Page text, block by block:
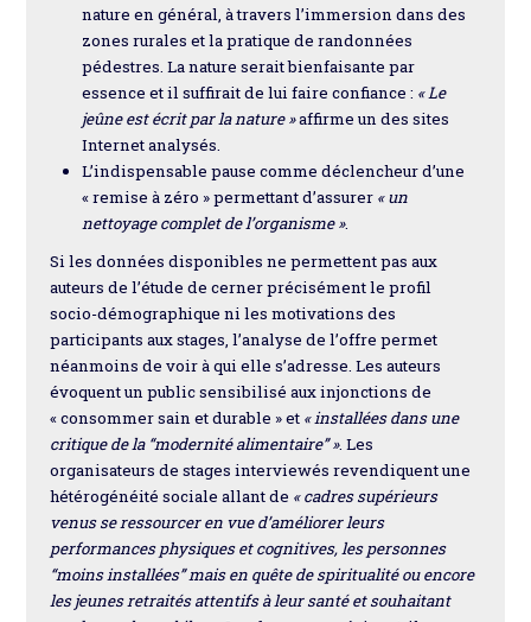
nature en général, à travers l’immersion dans des
zones rurales et la pratique de randonnées
pédestres. La nature serait bienfaisante par
essence et il suffirait de lui faire confiance : « Le
jeûne est écrit par la nature »affirme un des sites
Internet analysés.
L’indispensable pause comme déclencheur d’une
« remise à zéro » permettant d’assurer « un
nettoyage complet de l’organisme ».
Si les données disponibles ne permettent pas aux
auteurs de l’étude de cerner précisément le profil
socio-démographique ni les motivations des
participants aux stages, l’analyse de l’offre permet
néanmoins de voir à qui elle s’adresse. Les auteurs
évoquent un public sensibilisé aux injonctions de
« consommer sain et durable » et « installées dans une
critique de la “modernité alimentaire” ». Les
organisateurs de stages interviewés revendiquent une
hétérogénéité sociale allant de « cadres supérieurs
venus se ressourcer en vue d’améliorer leurs
performances physiques et cognitives, les personnes
“moins installées” mais en quête de spiritualité ou encore
les jeunes retraités attentifs à leur santé et souhaitant